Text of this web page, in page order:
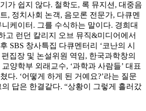
가 쉽지 않다. 철학도, 록 뮤지션, 대중음
, 정치사회 논객, 음모론 전문가, 다큐멘
케이터. 그를 수식하는 말이다. 경희대
고 런던 칼리지 오브 뮤직&미디어에서
SBS 창사특집 다큐멘터리 ‘코난의 시
편집장 및 논설위원 역임, 한국과학창의
양학부 외래교수, ‘과학과 사람들’ 대표
다. ‘어떻게 하게 된 거예요?’라는 질문
답은 한결같다. “상황이 그렇게 흘러갔